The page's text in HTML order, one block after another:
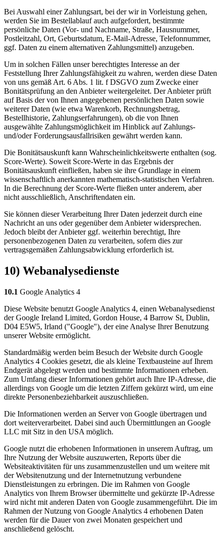
Bei Auswahl einer Zahlungsart, bei der wir in Vorleistung gehen,
werden Sie im Bestellablauf auch aufgefordert, bestimmte
persönliche Daten (Vor- und Nachname, Straße, Hausnummer,
Postleitzahl, Ort, Geburtsdatum, E-Mail-Adresse, Telefonnummer,
ggf. Daten zu einem alternativen Zahlungsmittel) anzugeben.
Um in solchen Fällen unser berechtigtes Interesse an der
Feststellung Ihrer Zahlungsfähigkeit zu wahren, werden diese Daten
von uns gemäß Art. 6 Abs. 1 lit. f DSGVO zum Zwecke einer
Bonitätsprüfung an den Anbieter weitergeleitet. Der Anbieter prüft
auf Basis der von Ihnen angegebenen persönlichen Daten sowie
weiterer Daten (wie etwa Warenkorb, Rechnungsbetrag,
Bestellhistorie, Zahlungserfahrungen), ob die von Ihnen
ausgewählte Zahlungsmöglichkeit im Hinblick auf Zahlungs-
und/oder Forderungsausfallrisiken gewährt werden kann.
Die Bonitätsauskunft kann Wahrscheinlichkeitswerte enthalten (sog.
Score-Werte). Soweit Score-Werte in das Ergebnis der
Bonitätsauskunft einfließen, haben sie ihre Grundlage in einem
wissenschaftlich anerkannten mathematisch-statistischen Verfahren.
In die Berechnung der Score-Werte fließen unter anderem, aber
nicht ausschließlich, Anschriftendaten ein.
Sie können dieser Verarbeitung Ihrer Daten jederzeit durch eine
Nachricht an uns oder gegenüber dem Anbieter widersprechen.
Jedoch bleibt der Anbieter ggf. weiterhin berechtigt, Ihre
personenbezogenen Daten zu verarbeiten, sofern dies zur
vertragsgemäßen Zahlungsabwicklung erforderlich ist.
10) Webanalysedienste
10.1 Google Analytics 4
Diese Website benutzt Google Analytics 4, einen Webanalysedienst
der Google Ireland Limited, Gordon House, 4 Barrow St, Dublin,
D04 E5W5, Irland ("Google"), der eine Analyse Ihrer Benutzung
unserer Website ermöglicht.
Standardmäßig werden beim Besuch der Website durch Google
Analytics 4 Cookies gesetzt, die als kleine Textbausteine auf Ihrem
Endgerät abgelegt werden und bestimmte Informationen erheben.
Zum Umfang dieser Informationen gehört auch Ihre IP-Adresse, die
allerdings von Google um die letzten Ziffern gekürzt wird, um eine
direkte Personenbeziehbarkeit auszuschließen.
Die Informationen werden an Server von Google übertragen und
dort weiterverarbeitet. Dabei sind auch Übermittlungen an Google
LLC mit Sitz in den USA möglich.
Google nutzt die erhobenen Informationen in unserem Auftrag, um
Ihre Nutzung der Website auszuwerten, Reports über die
Websiteaktivitäten für uns zusammenzustellen und um weitere mit
der Websitenutzung und der Internetnutzung verbundene
Dienstleistungen zu erbringen. Die im Rahmen von Google
Analytics von Ihrem Browser übermittelte und gekürzte IP-Adresse
wird nicht mit anderen Daten von Google zusammengeführt. Die im
Rahmen der Nutzung von Google Analytics 4 erhobenen Daten
werden für die Dauer von zwei Monaten gespeichert und
anschließend gelöscht.